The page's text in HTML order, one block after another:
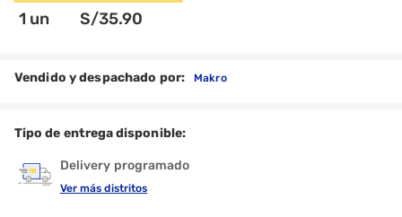
1 un S/35.90
Vendido y despachado por: Makro
Tipo de entrega disponible:
Delivery programado
Ver más distritos